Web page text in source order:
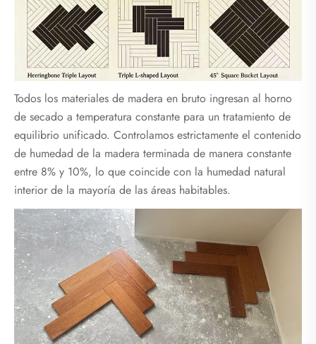
Todos los materiales de madera en bruto ingresan al horno
de secado a temperatura constante para un tratamiento de
equilibrio unificado. Controlamos estrictamente el contenido
de humedad de la madera terminada de manera constante
entre 8% y 10%, lo que coincide con la humedad natural
interior de la mayoría de las áreas habitables.